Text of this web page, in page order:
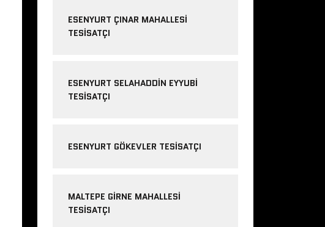
ESENYURT ÇINAR MAHALLESI
TESISATÇI
ESENYURT SELAHADDIN EYYUBI
TESISATÇI
ESENYURT GÖKEVLER TESISATÇI
MALTEPE GIRNE MAHALLESI
TESISATÇI